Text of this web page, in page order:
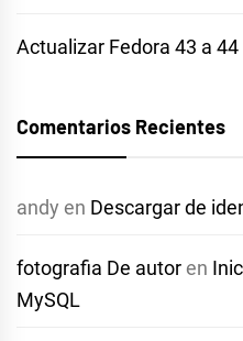
Actualizar Fedora 43 a 44
Comentarios Recientes
andy en Descargar de
fotografia De autor en
MySQL